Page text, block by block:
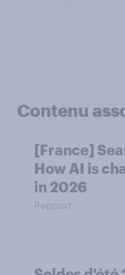
Contenu
[France]
How AI is
in ​2026
Rapport